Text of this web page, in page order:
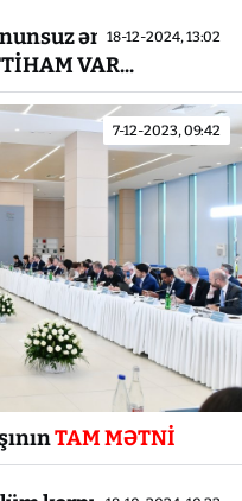
18-12-2024, 13:02
əməllərindən
VAR...
7-12-2023, 09:42
TAM MƏTNİ